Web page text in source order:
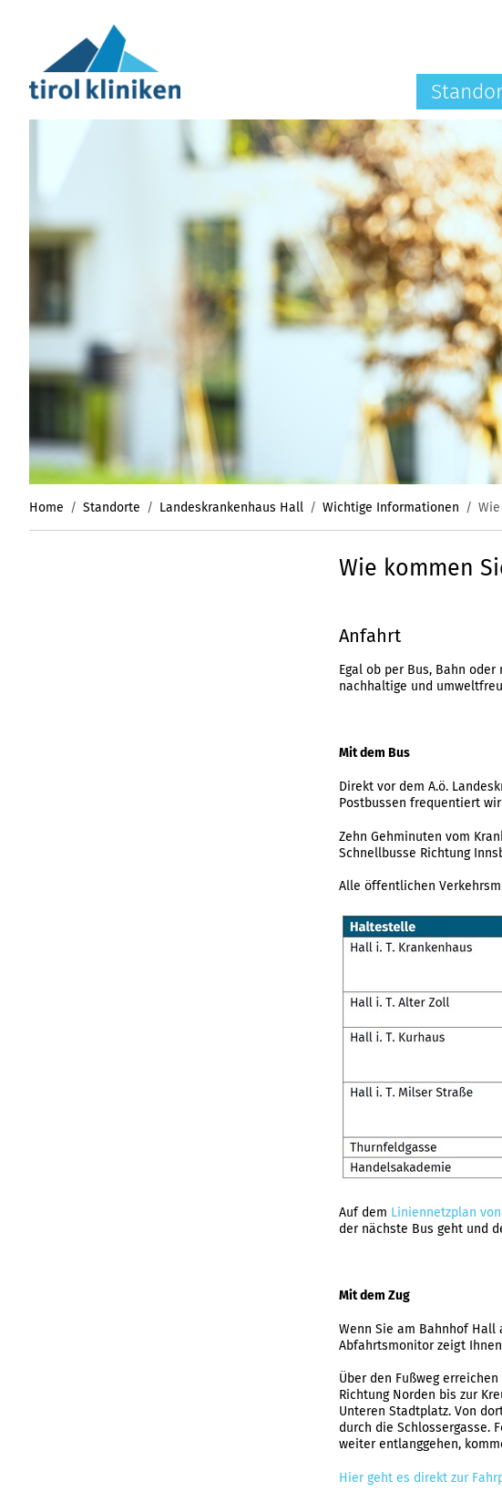
Home Standorte Landeskrankenhaus Hall Wichtige Informationen
Wie kommen
Anfahrt
Egal ob per Bus, Bahn
nachhaltige und
Mit dem Bus
Direkt vor dem A.ö.
Postbussen frequentiert
Zehn Gehminuten vom
Schnellbusse Richtung
Alle öffentlichen
Auf dem Liniennetzplan
der nächste Bus geht und
Mit dem Zug
Wenn Sie am Bahnhof Hall
Abfahrtsmonitor zeigt
Über den Fußweg
Richtung Norden bis zur
Unteren Stadtplatz. Von
durch die Schlossergasse.
weiter entlanggehen,
Hier geht es direkt zur